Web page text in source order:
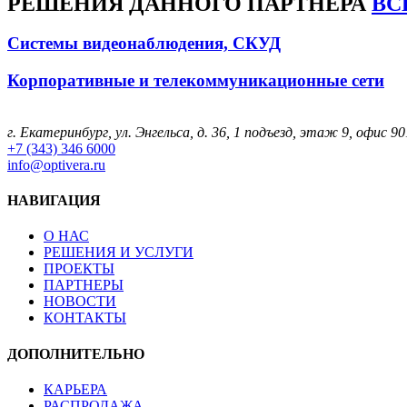
Системы видеонаблюдения, СКУД
Корпоративные и телекоммуникационные сети
г. Екатеринбург, ул. Энгельса, д. 36, 1 подъезд, этаж 9, офис
+7 (343) 346 6000
info@optivera.ru
НАВИГАЦИЯ
О НАС
РЕШЕНИЯ И УСЛУГИ
ПРОЕКТЫ
ПАРТНЕРЫ
НОВОСТИ
КОНТАКТЫ
ДОПОЛНИТЕЛЬНО
КАРЬЕРА